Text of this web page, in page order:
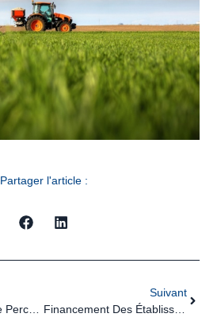
Partager l'article :
Mandataire Anah De Perception De Fonds : Des Obligations Précisées
Suivant
Financement Des Établissements De Santé : Un Calendrier Revu Pour Les Dotations De La Sécurité Sociale